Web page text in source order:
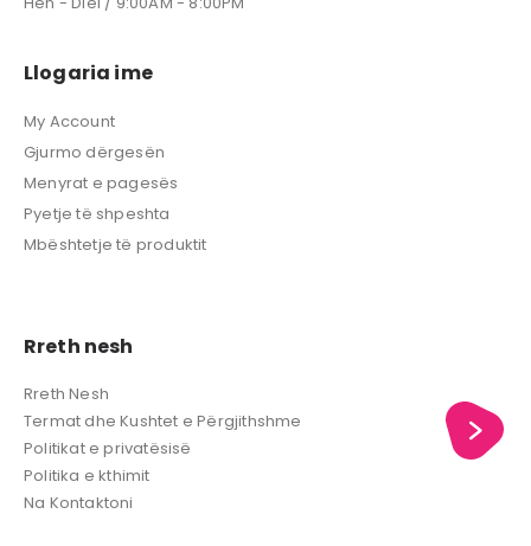
Llogaria ime
My Account
Gjurmo dërgesën
Menyrat e pagesës
Pyetje të shpeshta
Mbështetje të produktit
Rreth nesh
Rreth Nesh
Termat dhe Kushtet e Përgjithshme
Politikat e privatësisë
Politika e kthimit
Na Kontaktoni